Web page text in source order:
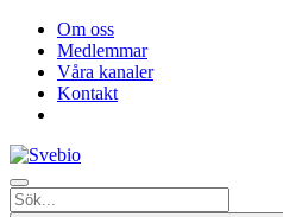
Om oss
Medlemmar
Våra kanaler
Kontakt